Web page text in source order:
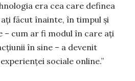
era cea care definea
făcut înainte, în timpul și
– cum ar fi modul în care ați
în sine – a devenit
sociale online.”